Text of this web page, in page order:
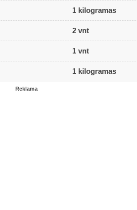
1 kilogramas
2 vnt
1 vnt
1 kilogramas
Reklama